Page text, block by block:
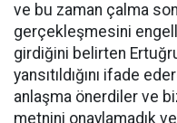
ve bu zaman çalma
gerçekleşmesini
girdiğini belirten
yansıtıldığını ifade
anlaşma önerdiler ve
metnini onaylamadık